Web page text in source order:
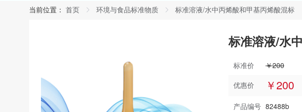
当前位置： 首页 环境与食品标准物质 标准溶液/水中丙烯酸和甲基丙烯酸混标
标准溶液/水
标准价
￥200
优惠价
￥200
产品编号 82488b